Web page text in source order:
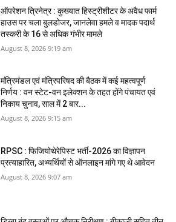
ऑपरेशन त्रिनेत्र : कुख्यात हिस्ट्रीशीटर के अवैध फार्म
हाउस पर चला बुलडोजर, जानलेवा हमले व मादक पदार्थ
तस्करी के 16 से अधिक गंभीर मामले
August 8, 2026 9:19 am
मंत्रिमंडल एवं मंत्रिपरिषद की बैठक में कई महत्वपूर्ण
निर्णय : वन स्टेट-वन इलेक्शन के तहत होंगे पंचायत एवं
निकाय चुनाव, साल में 2 बार...
August 8, 2026 9:15 am
RPSC : फिजियोथेरेपिस्ट भर्ती-2026 का विज्ञापन
प्रत्याहारित, अभ्‍यर्थियों से ऑनलाइन मांगे गए थे आवेदन
August 8, 2026 9:07 am